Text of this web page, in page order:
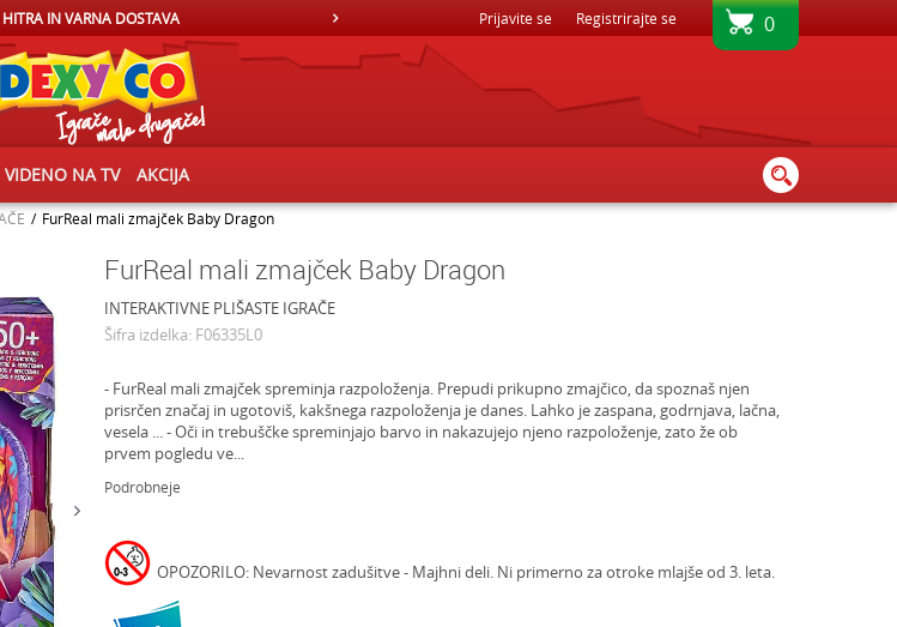
HITRA IN VARNA DOSTAVA BREZPLAČNA DOSTAVA - PRI NAKUPU NAD 80€ 0
Prijavite se Registrirajte se
VIDENO NA TV AKCIJA
FurReal mali zmajček Baby Dragon
FurReal mali zmajček Baby Dragon
INTERAKTIVNE PLIŠASTE IGRAČE
Šifra izdelka: F06335L0
- FurReal mali zmajček spreminja razpoloženja. Prepudi prikupno zmajčico, da spoznaš njen
prisrčen značaj in ugotoviš, kakšnega razpoloženja je danes. Lahko je zaspana, godrnjava, lačna,
vesela ... - Oči in trebuščke spreminjajo barvo in nakazujejo njeno razpoloženje, zato že ob
prvem pogledu ve...
Podrobneje
OPOZORILO: Nevarnost zadušitve - Majhni deli. Ni primerno za otroke mlajše od 3. leta.